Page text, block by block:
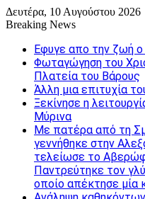
Δευτέρα, 10 Αυγούστου 2026
Breaking News
Εφυγε απο την ζωή
Φωταγώγηση του
Πλατεία του Βάρους
Άλλη μια επιτυχία
Ξεκίνησε η
Μύρινα
Με πατέρα από τη
γεννήθηκε στην
τελείωσε το
Παντρεύτηκε τον
οποίο απέκτησε μία